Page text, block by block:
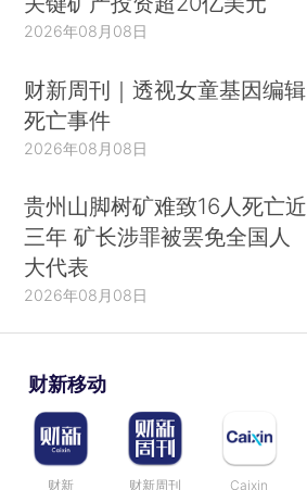
2026年08月08日
财新周刊｜透视女童基因编辑
死亡事件
2026年08月08日
贵州山脚树矿难致16人死亡近
三年 矿长涉罪被罢免全国人
大代表
2026年08月08日
财新移动
财新 财新周刊 Caixin